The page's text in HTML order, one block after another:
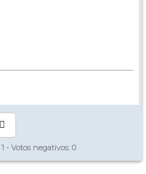
1 - Votos negativos: 0